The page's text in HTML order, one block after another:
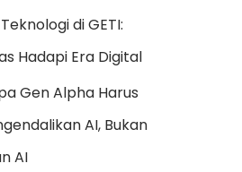
di GETI:
Hadapi Era Digital
Gen Alpha Harus
AI, Bukan
AI